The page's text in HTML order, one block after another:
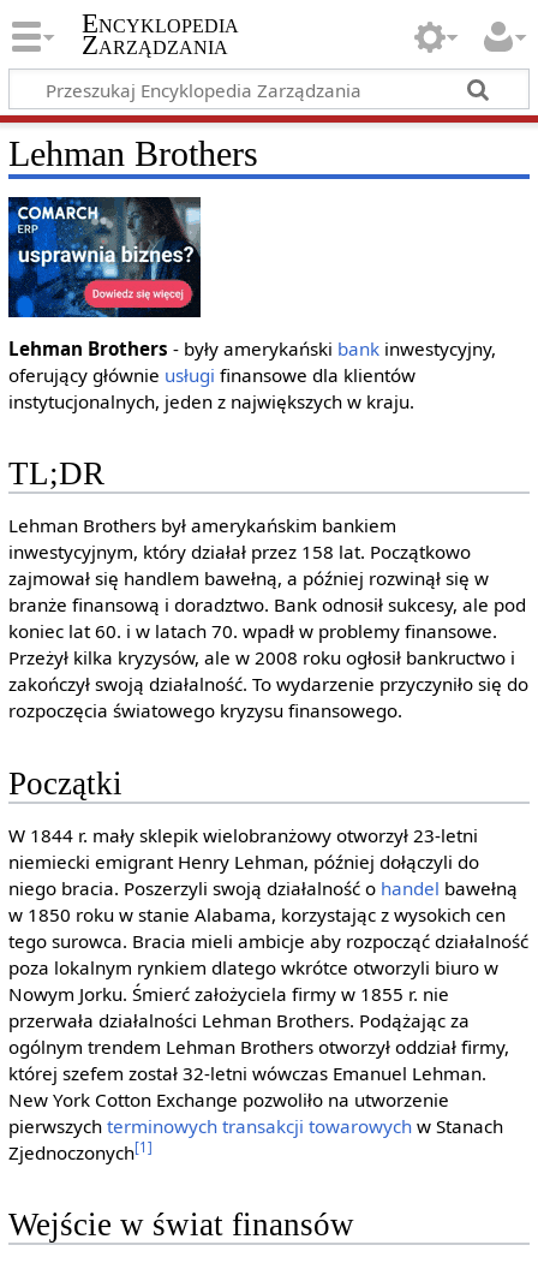
Encyklopedia
Zarządzania
Lehman Brothers
Lehman Brothers - były amerykański bankinwestycyjny,
oferujący głównie usługi finansowe dla klientów
instytucjonalnych, jeden z największych w kraju.
TL;DR
Lehman Brothers był amerykańskim bankiem
inwestycyjnym, który działał przez 158 lat. Początkowo
zajmował się handlem bawełną, a później rozwinął się w
branże finansową i doradztwo. Bank odnosił sukcesy, ale pod
koniec lat 60. i w latach 70. wpadł w problemy finansowe.
Przeżył kilka kryzysów, ale w 2008 roku ogłosił bankructwo i
zakończył swoją działalność. To wydarzenie przyczyniło się do
rozpoczęcia światowego kryzysu finansowego.
Początki
W 1844 r. mały sklepik wielobranżowy otworzył 23-letni
niemiecki emigrant Henry Lehman, później dołączyli do
niego bracia. Poszerzyli swoją działalność o handel bawełną
w 1850 roku w stanie Alabama, korzystając z wysokich cen
tego surowca. Bracia mieli ambicje aby rozpocząć działalność
poza lokalnym rynkiem dlatego wkrótce otworzyli biuro w
Nowym Jorku. Śmierć założyciela firmy w 1855 r. nie
przerwała działalności Lehman Brothers. Podążając za
ogólnym trendem Lehman Brothers otworzył oddział firmy,
której szefem został 32-letni wówczas Emanuel Lehman.
New York Cotton Exchange pozwoliło na utworzenie
pierwszych terminowych transakcji towarowychw Stanach
Zjednoczonych[1]
Wejście w świat finansów